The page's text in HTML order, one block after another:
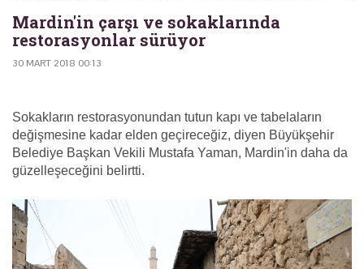
Mardin'in çarşı ve sokaklarında
restorasyonlar sürüyor
30 MART 2018 00:13
Sokakların restorasyonundan tutun kapı ve tabelaların
değişmesine kadar elden geçireceğiz, diyen Büyükşehir
Belediye Başkan Vekili Mustafa Yaman, Mardin'in daha da
güzelleşeceğini belirtti.